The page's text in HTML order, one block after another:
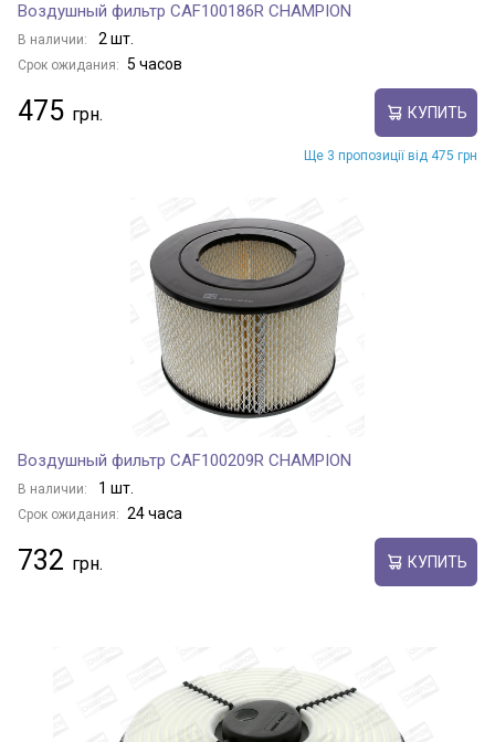
Воздушный фильтр CAF100186R CHAMPION
В наличии: 2 шт.
Срок ожидания: 5 часов
475 КУПИТЬ
Ще 3 пропозиції від 475 грн
Воздушный фильтр CAF100209R CHAMPION
В наличии: 1 шт.
Срок ожидания: 24 часа
732 КУПИТЬ